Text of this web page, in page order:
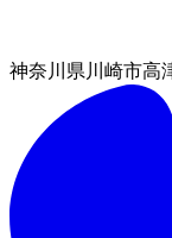
神奈川県川崎市高